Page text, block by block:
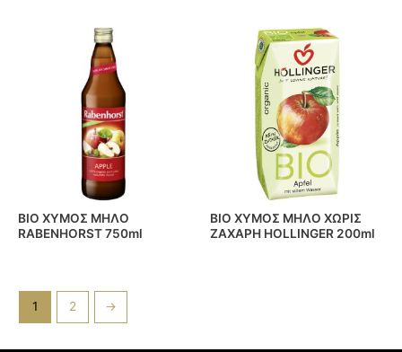
BIO ΧΥΜΟΣ ΜΗΛΟ
RABENHORST 750ml
BIO ΧΥΜΟΣ ΜΗΛΟ ΧΩΡΙΣ
ΖΑΧΑΡΗ HOLLINGER 200ml
1 2 →